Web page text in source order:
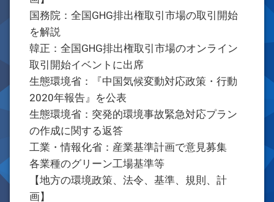
国務院：全国GHG排出権取引市場の取引開始
を解説
韓正：全国GHG排出権取引市場のオンライン
取引開始イベントに出席
生態環境省：『中国気候変動対応政策・行動
2020年報告』を公表
生態環境省：突発的環境事故緊急対応プラン
の作成に関する返答
工業・情報化省：産業基準計画で意見募集
各業種のグリーン工場基準等
【地方の環境政策、法令、基準、規則、計
画】